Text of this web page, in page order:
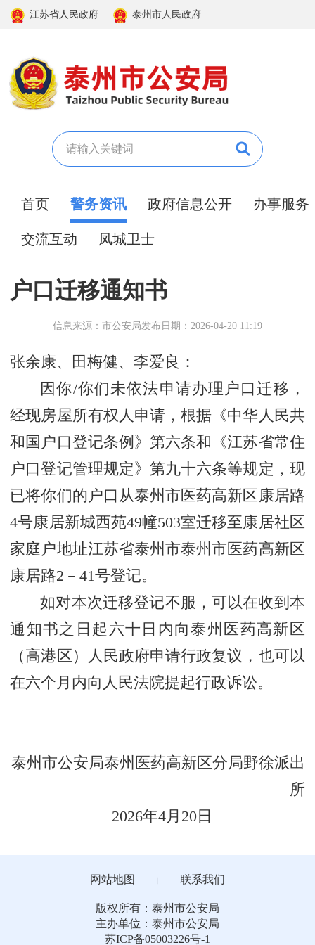
江苏省人民政府 泰州市人民政府
首页 警务资讯 政府信息公开 办事服务
交流互动 凤城卫士
户口迁移通知书
信息来源：市公安局发布日期：2026-04-20 11:19
张余康、田梅健、李爱良：
因你/你们未依法申请办理户口迁移，
经现房屋所有权人申请，根据《中华人民共
和国户口登记条例》第六条和《江苏省常住
户口登记管理规定》第九十六条等规定，现
已将你们的户口从泰州市医药高新区康居路
4号康居新城西苑49幢503室迁移至康居社区
家庭户地址江苏省泰州市泰州市医药高新区
康居路2－41号登记。
如对本次迁移登记不服，可以在收到本
通知书之日起六十日内向泰州医药高新区
（高港区）人民政府申请行政复议，也可以
在六个月内向人民法院提起行政诉讼。
泰州市公安局泰州医药高新区分局野徐派出
所
2026年4月20日
网站地图 联系我们
版权所有：泰州市公安局
主办单位：泰州市公安局
苏ICP备05003226号-1